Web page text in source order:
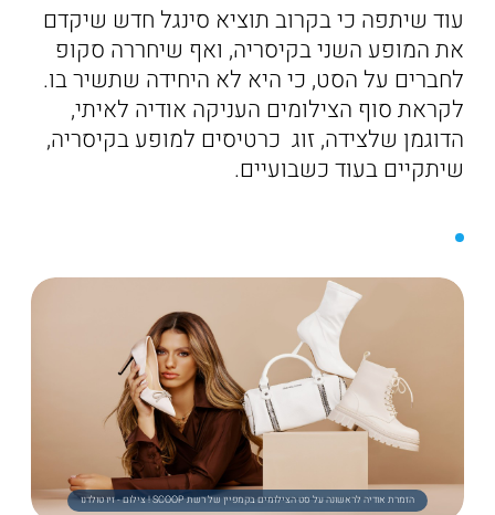
עוד שיתפה כי בקרוב תוציא סינגל חדש שיקדם
את המופע השני בקיסריה, ואף שיחררה סקופ
לחברים על הסט, כי היא לא היחידה שתשיר בו.
לקראת סוף הצילומים העניקה אודיה לאיתי,
הדוגמן שלצידה, זוג כרטיסים למופע בקיסריה,
שיתקיים בעוד כשבועיים.
הזמרת אודיה לראשונה על סט הצילומים בקמפיין של רשת SCOOP ! צילום - זיו טולדנו